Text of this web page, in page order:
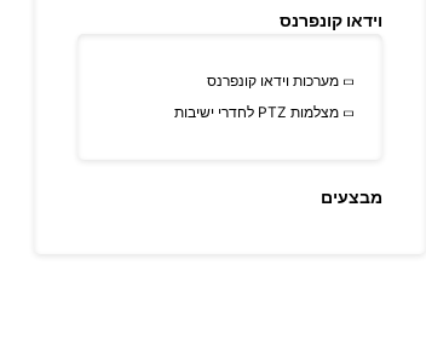
וידאו קונפרנס
מערכות וידאו קונפרנס
מצלמות PTZ לחדרי ישיבות
מבצעים